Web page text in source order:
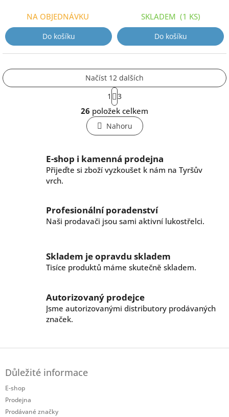
NA OBJEDNÁVKU
Do košíku
SKLADEM (1 KS)
Do košíku
O
v
l
á
a
c
í
k
y
p
i
s
Načíst 12 dalších
S
t
r
á
n
k
á
n
1 3
26 položek celkem
Nahoru
E-shop i kamenná prodejna
Přijeďte si zboží vyzkoušet k nám na Tyršův
vrch.
Profesionální poradenství
Naši prodavači jsou sami aktivní lukostřelci.
Skladem je opravdu skladem
Tisíce produktů máme skutečně skladem.
Autorizovaný prodejce
Jsme autorizovanými distributory prodávaných
značek.
Z
Důležité informace
E-shop
Prodejna
Prodávané značky